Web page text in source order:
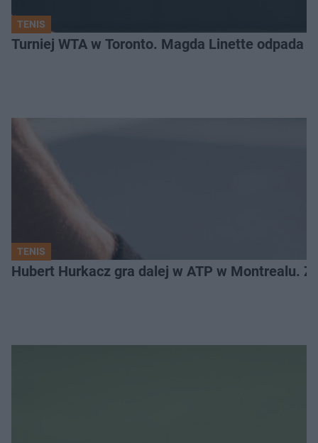
TENIS
Turniej WTA w Toronto. Magda Linette odpada
TENIS
Hubert Hurkacz gra dalej w ATP w Montrealu.